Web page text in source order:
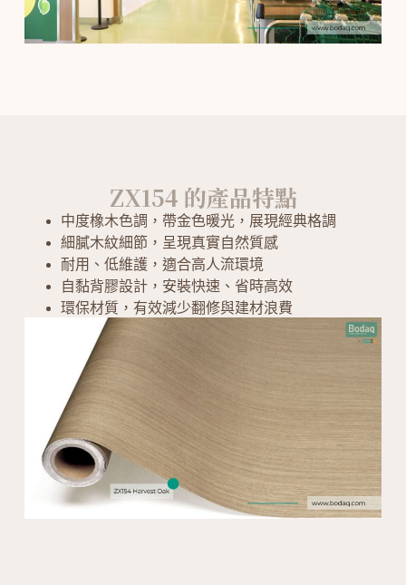
ZX154 的產品特點
中度橡木色調，帶金色暖光，展現經典格調
細膩木紋細節，呈現真實自然質感
耐用、低維護，適合高人流環境
自黏背膠設計，安裝快速、省時高效
環保材質，有效減少翻修與建材浪費